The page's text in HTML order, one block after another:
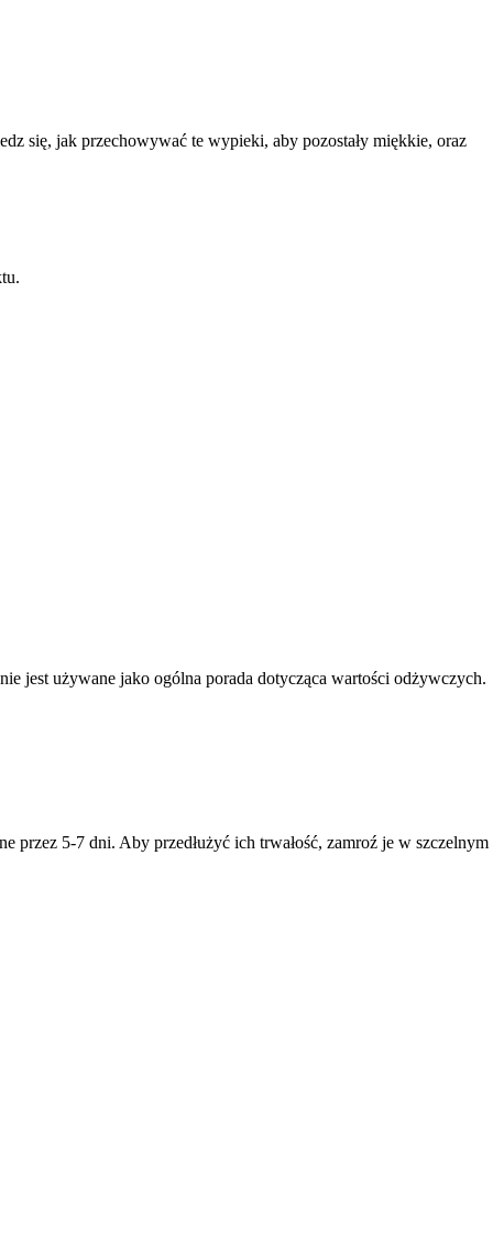
się, jak przechowywać te wypieki, aby pozostały miękkie, oraz
jest używane jako ogólna porada dotycząca wartości odżywczych.
5-7 dni. Aby przedłużyć ich trwałość, zamroź je w szczelnym